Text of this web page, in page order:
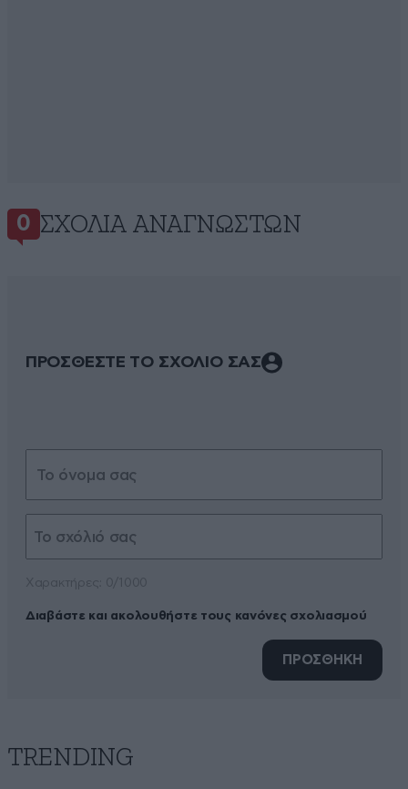
0 ΣΧΌΛΙΑ ΑΝΑΓΝΩΣΤΏΝ
ΠΡΟΣΘΕΣΤΕ ΤΟ ΣΧΟΛΙΟ ΣΑΣ
Διαβάστε και ακολουθήστε τους κανόνες σχολιασμού
ΠΡΟΣΘΗΚΗ
TRENDING